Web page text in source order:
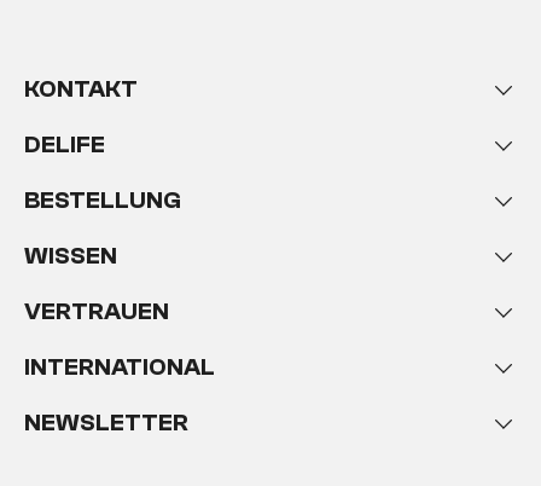
KONTAKT
DELIFE
BESTELLUNG
WISSEN
VERTRAUEN
INTERNATIONAL
NEWSLETTER